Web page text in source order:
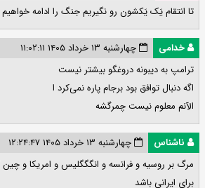
تا انتقام یَک یَکشون رو نگیریم جنگ را ادامه خواهیم
خدامی
چهارشنبه ۱۳ خرداد ۱۴۰۵ ۱۱:۰۲:۱۱
ترامپ به دیبونه دروغگو بیشتر نیست
اگه دنبال توافق بود برجام پاره نمی‌کرد ا
الآنم معلوم نیست چمرگشه
ناشناس
چهارشنبه ۱۳ خرداد ۱۴۰۵ ۱۲:۲۴:۴۷
مرگ بر روسیه و فرانسه و انگگگلیس و امریکا و چین
برای ایرانی باشد